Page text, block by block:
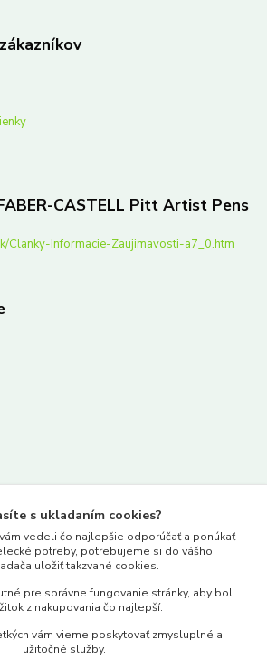
CASTELL Pitt Artist Pens
Clanky-Informacie-Zaujimavosti-a7_0.htm
obchod.sk
s ukladaním cookies?
vedeli čo najlepšie odporúčať a ponúkať
potreby, potrebujeme si do vášho
uložiť takzvané cookies.
pre správne fungovanie stránky, aby bol
z nakupovania čo najlepší.
vám vieme poskytovať zmysluplné a
užitočné služby.